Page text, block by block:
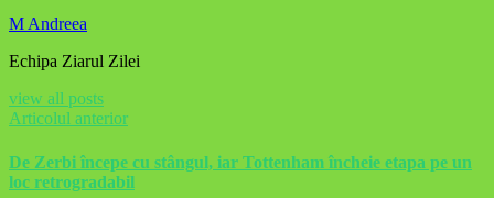
M Andreea
Echipa Ziarul Zilei
view all posts
Articolul anterior
De Zerbi începe cu stângul, iar Tottenham încheie etapa pe un
loc retrogradabil